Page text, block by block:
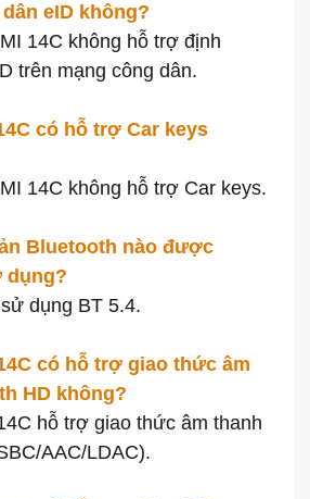
eID không?
14C không hỗ trợ định
trên mạng công dân.
có hỗ trợ Car keys
14C không hỗ trợ Car keys.
Bluetooth nào được
dụng?
dụng BT 5.4.
có hỗ trợ giao thức âm
HD không?
hỗ trợ giao thức âm thanh
AAC/LDAC).